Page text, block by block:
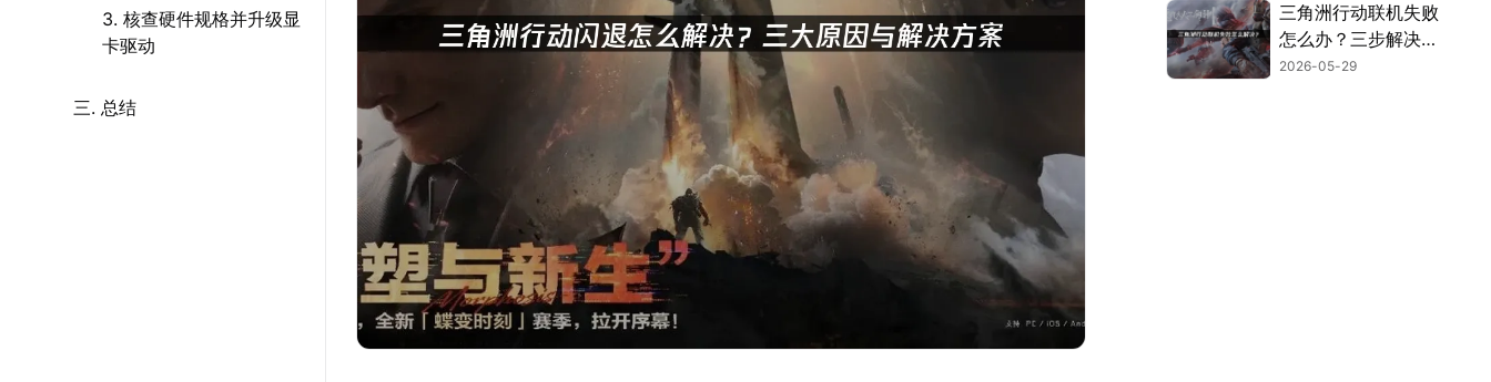
3. 核查硬件规格并升级显
卡驱动
三. 总结
三角洲行动联机失败
怎么办？三步解决组
队卡顿问题！
2026-05-29